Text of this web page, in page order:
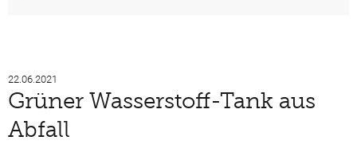
22.06.2021
Grüner Wasserstoff-Tank aus
Abfall